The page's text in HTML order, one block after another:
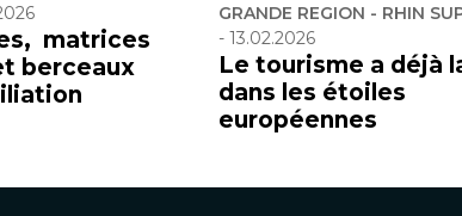
matrices
berceaux
GRANDE REGION - RHIN
- 13.02.2026
Le tourisme a déjà
dans les étoiles
européennes